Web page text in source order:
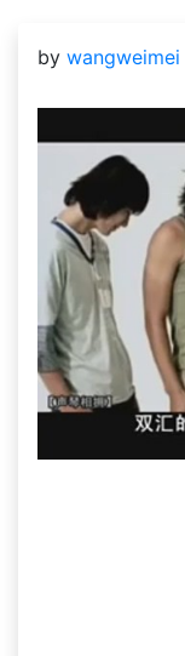
by wangweimei